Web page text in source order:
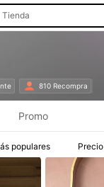
Tienda
810 Recompra
Promo
populares Precio